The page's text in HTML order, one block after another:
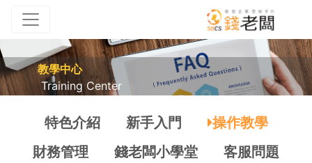
教學中心
Training Center
特色介紹 新手入門
操作教學
財務管理
錢老闆小學堂
客服問題